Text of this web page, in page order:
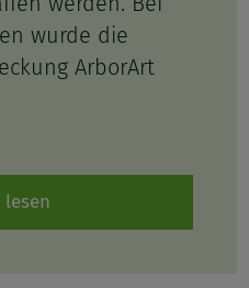
wurde die
ArborArt
lesen